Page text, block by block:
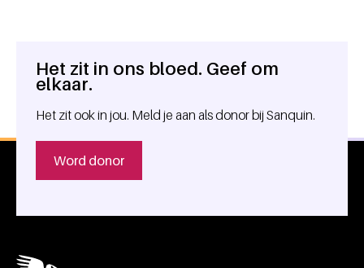
Algemene informatie
Het zit in ons bloed. Geef om
elkaar.
Het zit ook in jou. Meld je aan als donor bij Sanquin.
Word donor